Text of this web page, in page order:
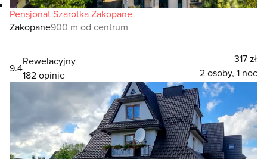
Pensjonat Szarotka Zakopane
Zakopane900 m od centrum
9.4
Rewelacyjny
182 opinie
317 zł
2 osoby, 1 noc